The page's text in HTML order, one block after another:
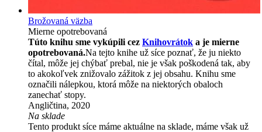
Brožovaná väzba
Mierne opotrebovaná
Túto knihu sme vykúpili cez Knihovrátok a je mierne
opotrebovaná.Na tejto knihe už síce poznať, že ju niekto
čítal, môže jej chýbať prebal, nie je však poškodená tak, aby
to akokoľvek znižovalo zážitok z jej obsahu. Knihu sme
označili nálepkou, ktorá môže na niektorých obaloch
zanechať stopy.
Angličtina, 2020
Na sklade
Tento produkt síce máme aktuálne na sklade, máme však už